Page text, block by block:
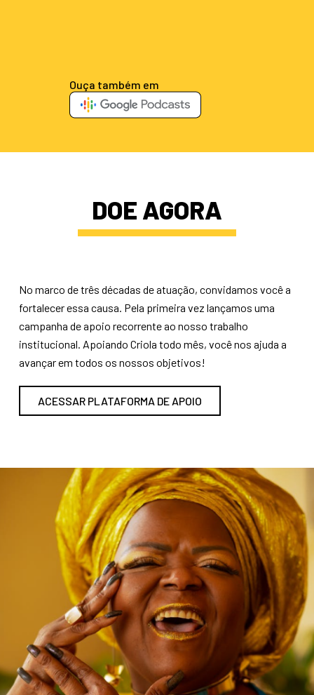
Ouça também em
DOE AGORA
No marco de três décadas de atuação, convidamos você a
fortalecer essa causa. Pela primeira vez lançamos uma
campanha de apoio recorrente ao nosso trabalho
institucional. Apoiando Criola todo mês, você nos ajuda a
avançar em todos os nossos objetivos!
ACESSAR PLATAFORMA DE APOIO